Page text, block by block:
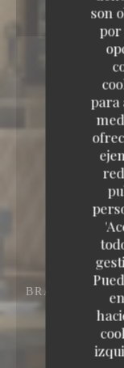
son
por
para
BRASSERIE -